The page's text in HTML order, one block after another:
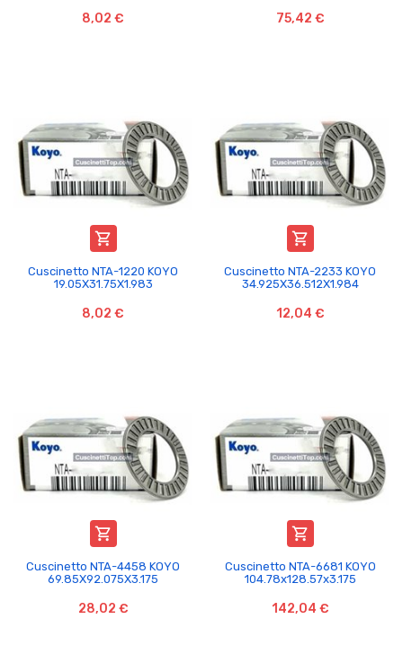
8,02 € 75,42 €

Cuscinetto NTA-1220 KOYO
19.05X31.75X1.983
8,02 €

Cuscinetto NTA-2233 KOYO
34.925X36.512X1.984
12,04 €

Cuscinetto NTA-4458 KOYO
69.85X92.075X3.175
28,02 €

Cuscinetto NTA-6681 KOYO
104.78x128.57x3.175
142,04 €